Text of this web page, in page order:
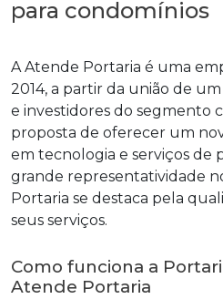
para condomínios
A Atende Portaria é uma
2014, a partir da união de
e investidores do segmento
proposta de oferecer um
em tecnologia e serviços de
grande representatividade
Portaria se destaca pela
seus serviços.
Como funciona a
Atende Portaria